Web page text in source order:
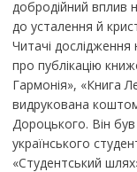
добродійний вплив
до усталення й
Читачі дослідження
про публікацію
Гармонія», «Книга
видрукована
Дороцького. Він
українського
«Студентський